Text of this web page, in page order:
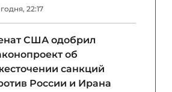
22:17
США одобрил
об
санкций
России и Ирана